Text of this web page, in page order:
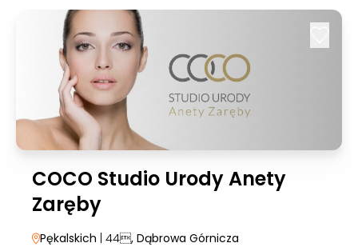
COCO Studio Urody Anety
Zaręby
Pękalskich | 44, Dąbrowa Górnicza